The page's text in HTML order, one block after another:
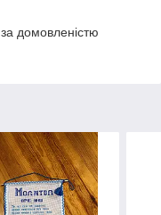
домовленістю